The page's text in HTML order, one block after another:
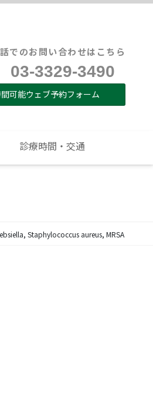
でのお問い合わせはこちら
03-3329-3490
可能ウェブ予約フォーム
診療時間・交通
Staphylococcus aureus, MRSA